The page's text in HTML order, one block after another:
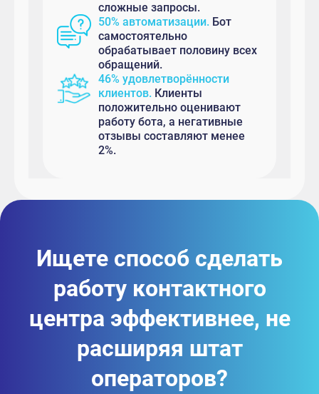
сложные запросы.
50% автоматизации. Бот
самостоятельно
обрабатывает половину всех
обращений.
46% удовлетворённости
клиентов. Клиенты
положительно оценивают
работу бота, а негативные
отзывы составляют менее
2%.
Ищете способ сделать
работу контактного
центра эффективнее, не
расширяя штат
операторов?